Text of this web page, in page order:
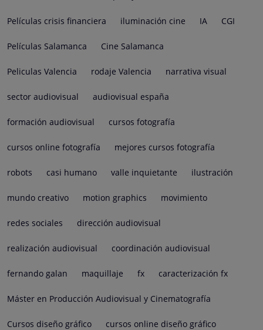
Películas crisis financiera iluminación cine IA CGI
Películas Salamanca Cine Salamanca
Peliculas Valencia rodaje Valencia narrativa visual
sector audiovisual audiovisual españa
formación audiovisual cursos fotografía
cursos online fotografía mejores cursos fotografía
robots casi humano valle inquietante ilustración
mundo creativo motion graphics movimiento
redes sociales dirección audiovisual
realización audiovisual coordinación audiovisual
fernando galan maquillaje fx caracterización fx
Máster en Producción Audiovisual y Cinematografía
Cursos diseño gráfico cursos online diseño gráfico